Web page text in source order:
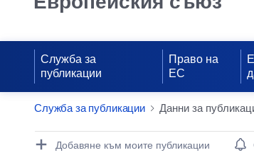
Служба за
публикации
Право на
ЕС
Служба за публикации Данни за
Publication Detail Actions
Добавяне към моите публикации